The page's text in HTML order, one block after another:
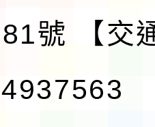
號
【交